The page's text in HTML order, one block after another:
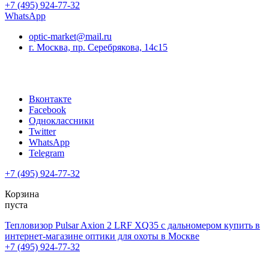
+7 (495) 924-77-32
WhatsApp
optic-market@mail.ru
г. Москва, пр. Серебрякова, 14с15
Вконтакте
Facebook
Одноклассники
Twitter
WhatsApp
Telegram
+7 (495) 924-77-32
Корзина
пуста
Тепловизор Pulsar Axion 2 LRF XQ35 с дальномером купить в
интернет-магазине оптики для охоты в Москве
+7 (495) 924-77-32